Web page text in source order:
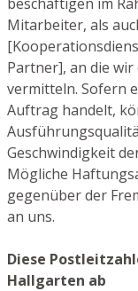
Mitarbeiter, als
Partner], an die
vermitteln. Sofern
Auftrag handelt,
Geschwindigkeit
Mögliche
gegenüber der
an uns.
Diese
Hallgarten ab